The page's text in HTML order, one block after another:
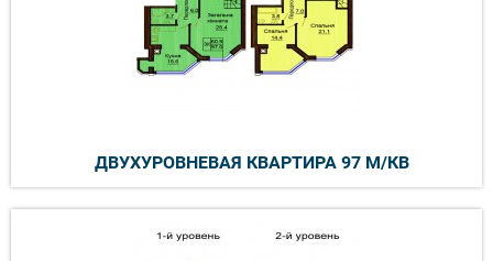
ДВУХУРОВНЕВАЯ КВАРТИРА 97 М/КВ